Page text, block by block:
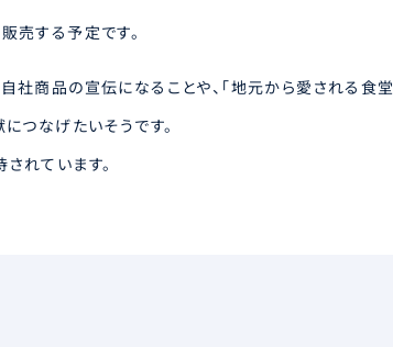
売する予定です。
商品の宣伝になることや、「地元から愛される食堂
つなげたいそうです。
れています。